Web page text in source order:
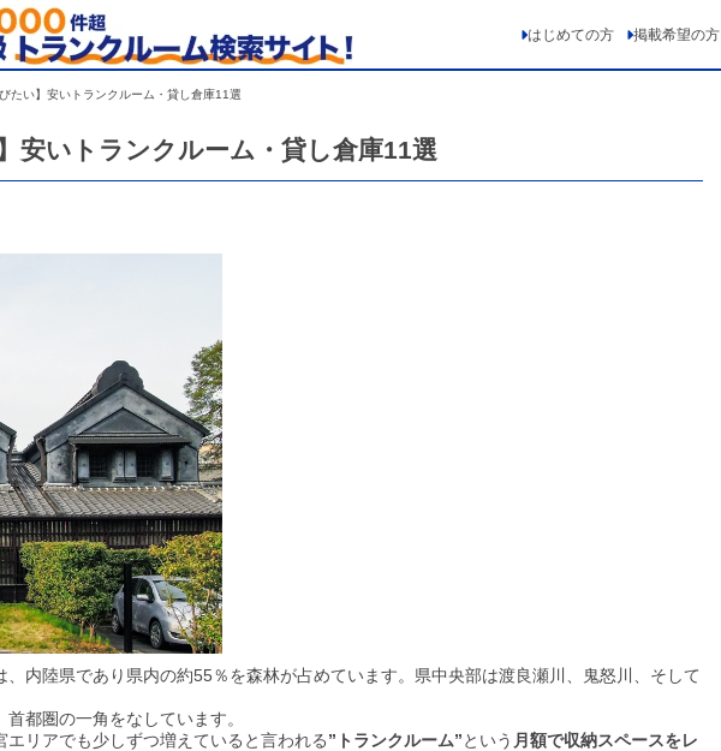
はじめての方 掲載希望の方
たい】安いトランクルーム・貸し倉庫11選
安いトランクルーム・貸し倉庫11選
内陸県であり県内の約55％を森林が占めています。県中央部は渡良瀬川、鬼怒川、そして
都圏の一角をなしています。
リアでも少しずつ増えていると言われる”トランクルーム”という 月額で収納スペースをレ